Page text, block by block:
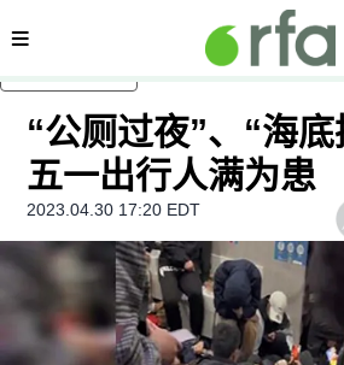
内容分类
“公厕过夜”、“海
五一出行人满为患
2023.04.30 17:20 EDT